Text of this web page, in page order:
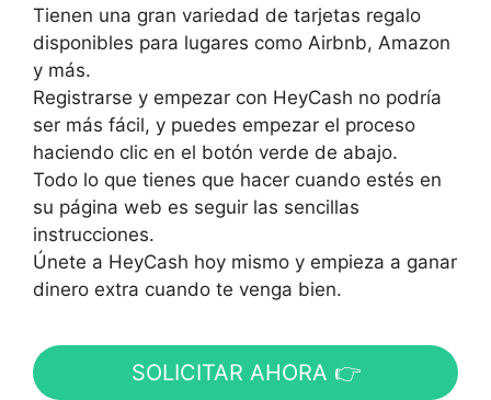
Tienen una gran variedad de tarjetas regalo
disponibles para lugares como Airbnb, Amazon
y más.
Registrarse y empezar con HeyCash no podría
ser más fácil, y puedes empezar el proceso
haciendo clic en el botón verde de abajo.
Todo lo que tienes que hacer cuando estés en
su página web es seguir las sencillas
instrucciones.
Únete a HeyCash hoy mismo y empieza a ganar
dinero extra cuando te venga bien.
SOLICITAR AHORA 👉